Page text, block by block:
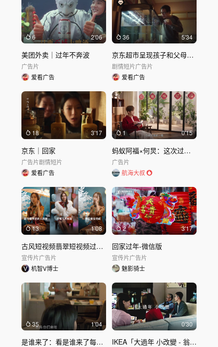
6 2'06
美团外卖｜过年不奔波
广告片
爱看广告
36 5'34
京东超市呈现孩子和父母的双向爱
剧情短片广告片
爱看广告
18 3'17
京东｜回家
广告片剧情短片
爱看广告
1 0'15
蚂蚁阿福×何炅：这次过年，带个朋友回家
广告片
航海大叔
13 1'08
古风短视频翡翠短视频过年情感
宣传片广告片
机智V博士
2 3'17
回家过年-微信版
宣传片广告片
魅影骑士
35 1'04
是谁来了：看是谁来了每句洗手吃饭都是没说出口的牵挂洗手吃饭健康过年
0'30
IKEA「大過年 小改變 - 翁婿篇」廣告影片